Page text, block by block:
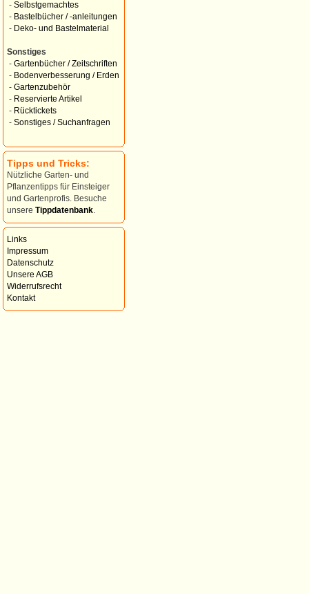
- Selbstgemachtes
- Bastelbücher / -anleitungen
- Deko- und Bastelmaterial
Sonstiges
- Gartenbücher / Zeitschriften
- Bodenverbesserung / Erden
- Gartenzubehör
- Reservierte Artikel
- Rücktickets
- Sonstiges / Suchanfragen
Tipps und Tricks:
Nützliche Garten- und
Pflanzentipps für Einsteiger
und Gartenprofis. Besuche
unsere Tippdatenbank
Links
Impressum
Datenschutz
Unsere AGB
Widerrufsrecht
Kontakt